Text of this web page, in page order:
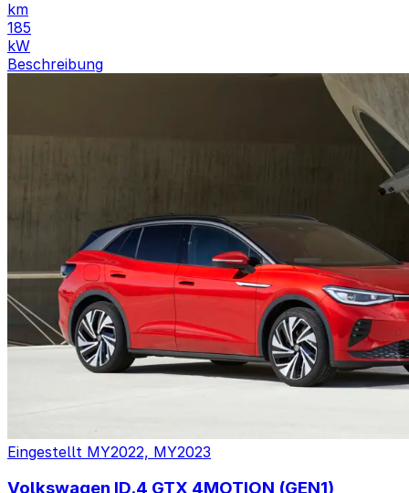
km
185
kW
Beschreibung
Eingestellt MY2022, MY2023
Volkswagen ID.4 GTX 4MOTION (GEN1)